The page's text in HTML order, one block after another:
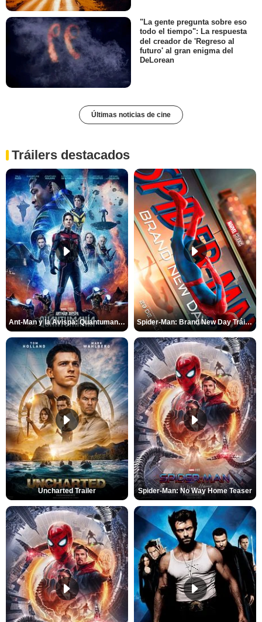
"La gente pregunta sobre eso
todo el tiempo": La respuesta
del creador de 'Regreso al
futuro' al gran enigma del
DeLorean
Últimas noticias de cine
Tráilers destacados
Ant-Man y la Avispa: Quantumanía Tráiler (2) Spider-Man: Brand New Day Tráiler (3)
Uncharted Trailer Spider-Man: No Way Home Teaser